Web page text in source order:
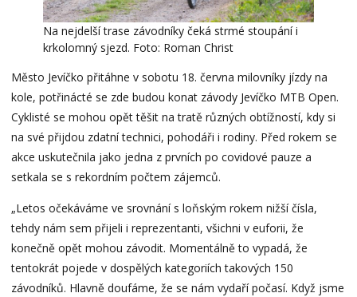
Na nejdelší trase závodníky čeká strmé stoupání i
krkolomný sjezd. Foto: Roman Christ
Město Jevíčko přitáhne v sobotu 18. června milovníky jízdy na
kole, potřinácté se zde budou konat závody Jevíčko MTB Open.
Cyklisté se mohou opět těšit na tratě různých obtížností, kdy si
na své přijdou zdatní technici, pohodáři i rodiny. Před rokem se
akce uskutečnila jako jedna z prvních po covidové pauze a
setkala se s rekordním počtem zájemců.
„Letos očekáváme ve srovnání s loňským rokem nižší čísla,
tehdy nám sem přijeli i reprezentanti, všichni v euforii, že
konečně opět mohou závodit. Momentálně to vypadá, že
tentokrát pojede v dospělých kategoriích takových 150
závodníků. Hlavně doufáme, že se nám vydaří počasí. Když jsme